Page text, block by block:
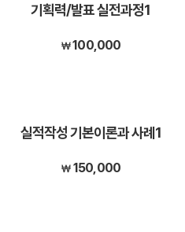
기획력/발표 실전과정1
100,000
실적작성 기본이론과 사례1
150,000